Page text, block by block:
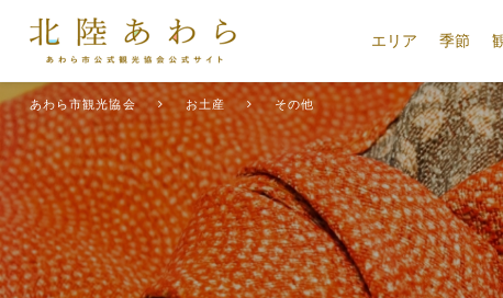
エリア 季節
あわら市観光協会 お土産 その他